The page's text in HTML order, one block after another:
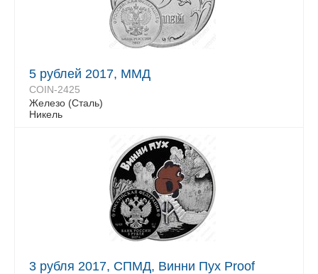
5 рублей 2017, ММД
COIN-2425
Железо (Сталь)
Никель
3 рубля 2017, СПМД, Винни Пух Proof